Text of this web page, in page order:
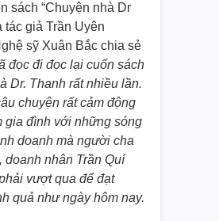
sách “Chuyện nhà Dr
tác giả Trần Uyên
sỹ Xuân Bắc chia sẻ
đọc đi đọc lại cuốn sách
Dr. Thanh rất nhiều lần.
chuyện rất cảm động
gia đình với những sóng
doanh mà người cha
doanh nhân Trần Quí
vượt qua để đạt
quả như ngày hôm nay.